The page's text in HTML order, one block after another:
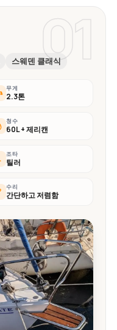
01
스웨덴 클래식
무게
2.3톤
청수
60L + 제리캔
조타
틸러
수리
간단하고 저렴함